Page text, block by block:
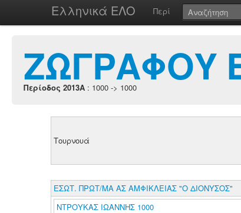
Ελληνικά ΕΛΟ Περί
ΖΩΓΡΑΦΟΥ
Περίοδος 2013A : 1000 -> 1000
Τουρνουά
ΕΣΩΤ. ΠΡΩΤ/ΜΑ ΑΣ ΑΜΦΙΚΛΕΙΑΣ "Ο ΔΙΟΝΥΣΟΣ"
ΝΤΡΟΥΚΑΣ ΙΩΑΝΝΗΣ 1000